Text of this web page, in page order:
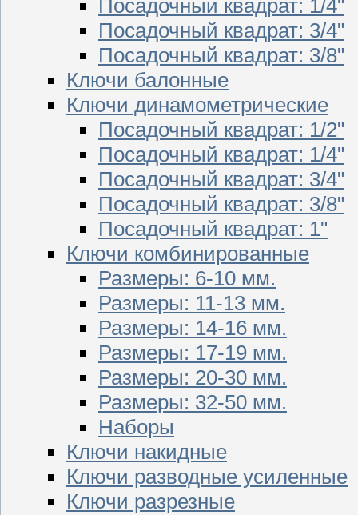
Посадочный квадрат: 1/4"
Посадочный квадрат: 3/4"
Посадочный квадрат: 3/8"
Ключи балонные
Ключи динамометрические
Посадочный квадрат: 1/2"
Посадочный квадрат: 1/4"
Посадочный квадрат: 3/4"
Посадочный квадрат: 3/8"
Посадочный квадрат: 1"
Ключи комбинированные
Размеры: 6-10 мм.
Размеры: 11-13 мм.
Размеры: 14-16 мм.
Размеры: 17-19 мм.
Размеры: 20-30 мм.
Размеры: 32-50 мм.
Наборы
Ключи накидные
Ключи разводные усиленные
Ключи разрезные